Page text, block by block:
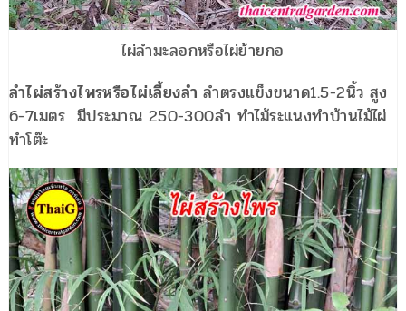
ไผ่ลำมะลอกหรือไผ่ย้ายกอ
ลำไผ่สร้างไพรหรือไผ่เลี้ยงลำ ลำตรงแข็งขนาด1.5-2นิ้ว สูง
6-7เมตร มีประมาณ 250-300ลำ ทำไม้ระแนงทำบ้านไม้ไผ่
ทำโต๊ะ